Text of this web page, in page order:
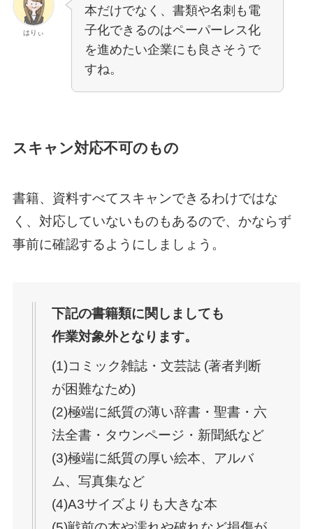
はりぃ
本だけでなく、書類や名刺も電
子化できるのはペーパーレス化
を進めたい企業にも良さそうで
すね。
スキャン対応不可のもの
書籍、資料すべてスキャンできるわけではな
く、対応していないものもあるので、かならず
事前に確認するようにしましょう。
下記の書籍類に関しましても
作業対象外となります。
(1)コミック雑誌・文芸誌 (著者判断
が困難なため)
(2)極端に紙質の薄い辞書・聖書・六
法全書・タウンページ・新聞紙など
(3)極端に紙質の厚い絵本、アルバ
ム、写真集など
(4)A3サイズよりも大きな本